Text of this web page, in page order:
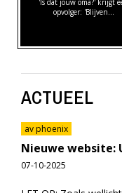
'Is dat jouw oma?' krijgt
opvolger: 'Blijven…
ACTUEEL
av phoenix
Nieuwe
07-10-2025